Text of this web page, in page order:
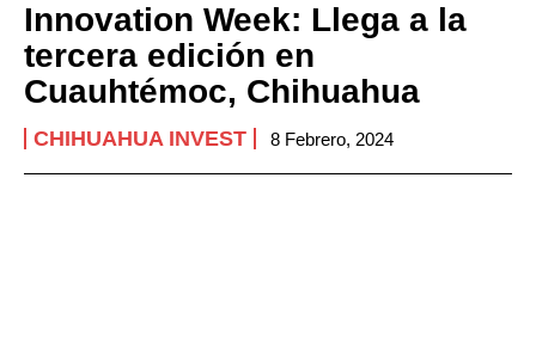
Innovation Week: Llega a la
tercera edición en
Cuauhtémoc, Chihuahua
CHIHUAHUA INVEST 8 Febrero, 2024